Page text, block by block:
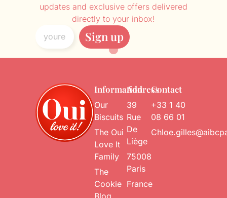
updates and exclusive offers delivered
directly to your inbox!
Sign up
Information
Our
Biscuits
The Oui
Love It
Family
The
Cookie
Address
39
Rue
De
Liège
75008
Paris
France
Contact
+33 1 40
08 66 01